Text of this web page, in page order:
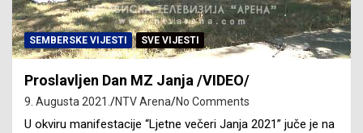
SEMBERSKE VIJESTI SVE VIJESTI
Proslavljen Dan MZ Janja /VIDEO/
9. Augusta 2021. NTV Arena No Comments
U okviru manifestacije “Ljetne večeri Janja 2021” juče je na